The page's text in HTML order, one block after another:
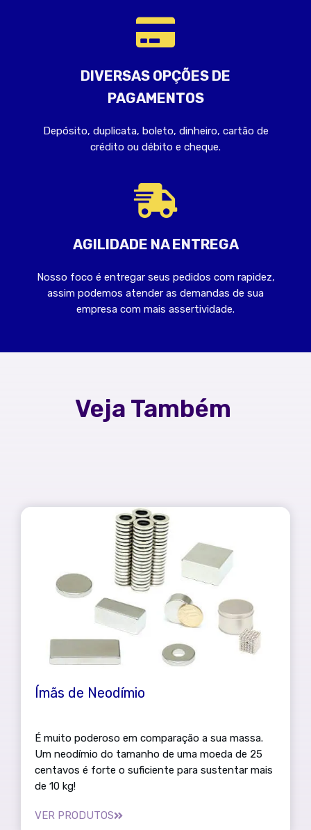
DIVERSAS OPÇÕES DE
PAGAMENTOS
Depósito, duplicata, boleto, dinheiro, cartão de
crédito ou débito e cheque.
AGILIDADE NA ENTREGA
Nosso foco é entregar seus pedidos com rapidez,
assim podemos atender as demandas de sua
empresa com mais assertividade.
Veja Também
Ímãs de Neodímio
É muito poderoso em comparação a sua massa.
Um neodímio do tamanho de uma moeda de 25
centavos é forte o suficiente para sustentar mais
de 10 kg!
VER PRODUTOS